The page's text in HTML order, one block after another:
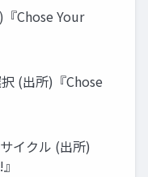
Chose Your
(出所)『Chose
イクル (出所)